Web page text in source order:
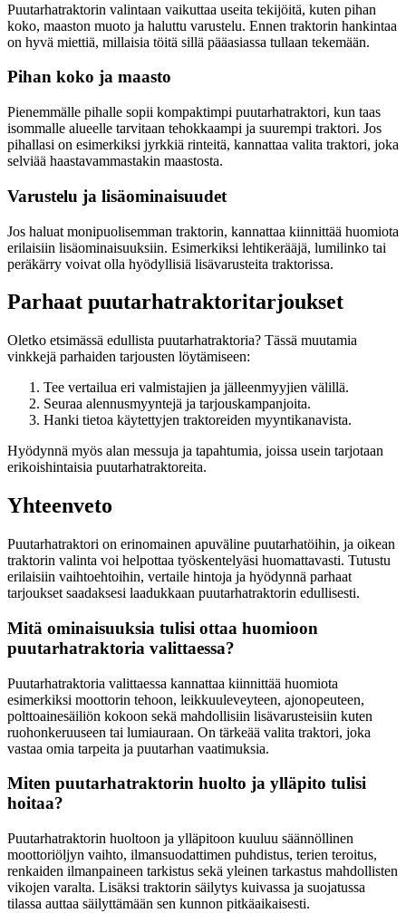
Puutarhatraktorin valintaan vaikuttaa useita tekijöitä, kuten pihan
koko, maaston muoto ja haluttu varustelu. Ennen traktorin hankintaa
on hyvä miettiä, millaisia töitä sillä pääasiassa tullaan tekemään.
Pihan koko ja maasto
Pienemmälle pihalle sopii kompaktimpi puutarhatraktori, kun taas
isommalle alueelle tarvitaan tehokkaampi ja suurempi traktori. Jos
pihallasi on esimerkiksi jyrkkiä rinteitä, kannattaa valita traktori, joka
selviää haastavammastakin maastosta.
Varustelu ja lisäominaisuudet
Jos haluat monipuolisemman traktorin, kannattaa kiinnittää huomiota
erilaisiin lisäominaisuuksiin. Esimerkiksi lehtikerääjä, lumilinko tai
peräkärry voivat olla hyödyllisiä lisävarusteita traktorissa.
Parhaat puutarhatraktoritarjoukset
Oletko etsimässä edullista puutarhatraktoria? Tässä muutamia
vinkkejä parhaiden tarjousten löytämiseen:
Tee vertailua eri valmistajien ja jälleenmyyjien välillä.
Seuraa alennusmyyntejä ja tarjouskampanjoita.
Hanki tietoa käytettyjen traktoreiden myyntikanavista.
Hyödynnä myös alan messuja ja tapahtumia, joissa usein tarjotaan
erikoishintaisia puutarhatraktoreita.
Yhteenveto
Puutarhatraktori on erinomainen apuväline puutarhatöihin, ja oikean
traktorin valinta voi helpottaa työskentelyäsi huomattavasti. Tutustu
erilaisiin vaihtoehtoihin, vertaile hintoja ja hyödynnä parhaat
tarjoukset saadaksesi laadukkaan puutarhatraktorin edullisesti.
Mitä ominaisuuksia tulisi ottaa huomioon
puutarhatraktoria valittaessa?
Puutarhatraktoria valittaessa kannattaa kiinnittää huomiota
esimerkiksi moottorin tehoon, leikkuuleveyteen, ajonopeuteen,
polttoainesäiliön kokoon sekä mahdollisiin lisävarusteisiin kuten
ruohonkeruuseen tai lumiauraan. On tärkeää valita traktori, joka
vastaa omia tarpeita ja puutarhan vaatimuksia.
Miten puutarhatraktorin huolto ja ylläpito tulisi
hoitaa?
Puutarhatraktorin huoltoon ja ylläpitoon kuuluu säännöllinen
moottoriöljyn vaihto, ilmansuodattimen puhdistus, terien teroitus,
renkaiden ilmanpaineen tarkistus sekä yleinen tarkastus mahdollisten
vikojen varalta. Lisäksi traktorin säilytys kuivassa ja suojatussa
tilassa auttaa säilyttämään sen kunnon pitkäaikaisesti.